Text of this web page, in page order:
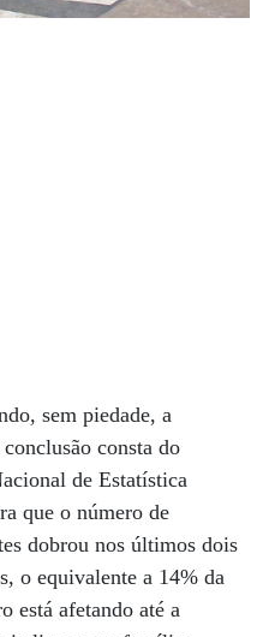
sem piedade, a
consta do
de Estatística
que o número de
dobrou nos últimos dois
o equivalente a 14% da
está afetando até a